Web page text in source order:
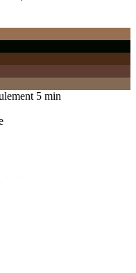
5 min